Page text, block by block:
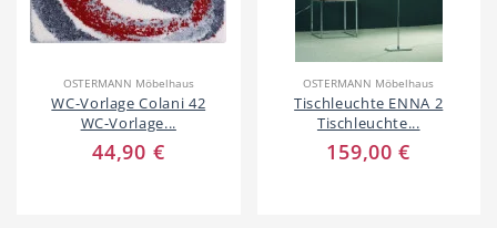
Dienstleistungen Freie Berufe
OSTERMANN Möbelhaus
WC-Vorlage Colani 42
WC-Vorlage...
44,90 €
OSTERMANN Möbelhaus
Tischleuchte ENNA 2
Tischleuchte...
159,00 €